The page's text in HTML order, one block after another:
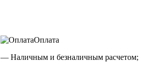
Оплата
— Наличным и безналичным расчетом;